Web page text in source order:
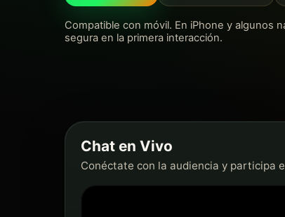
Compatible con móvil. En iPhone y algunos
segura en la primera interacción.
Chat en Vivo
Conéctate con la audiencia y participa